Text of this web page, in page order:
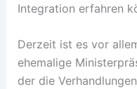
Integration erfahren
Derzeit ist es vor
ehemalige
der die